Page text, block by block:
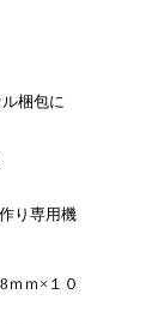
梱包に
り専用機
ｍ×１０